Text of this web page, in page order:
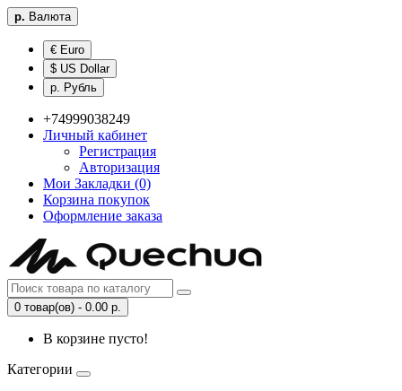
р. Валюта
€ Euro
$ US Dollar
р. Рубль
+74999038249
Личный кабинет
Регистрация
Авторизация
Мои Закладки (0)
Корзина покупок
Оформление заказа
0 товар(ов) - 0.00 р.
В корзине пусто!
Категории